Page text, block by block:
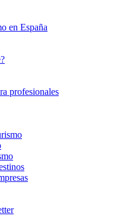
en España
profesionales